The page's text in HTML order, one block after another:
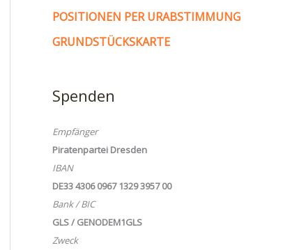
POSITIONEN PER URABSTIMMUNG
GRUNDSTÜCKSKARTE
Spenden
Empfänger
Piratenpartei Dresden
IBAN
DE33 4306 0967 1329 3957 00
Bank / BIC
GLS / GENODEM1GLS
Zweck